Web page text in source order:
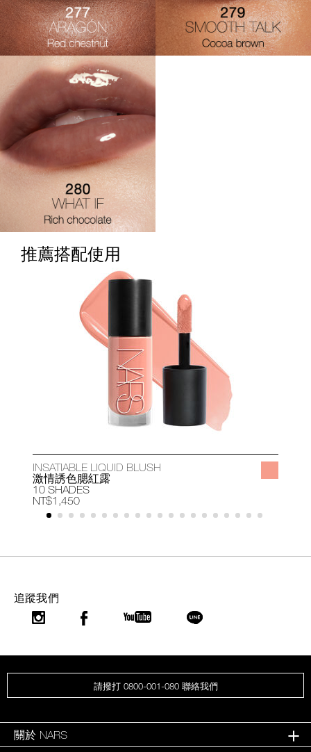
推薦搭配使用
INSATIABLE LIQUID BLUSH
激情誘色腮紅露
10 SHADES
NT$1,450
追蹤我們
請撥打 0800-001-080 聯絡我們
關於 NARS